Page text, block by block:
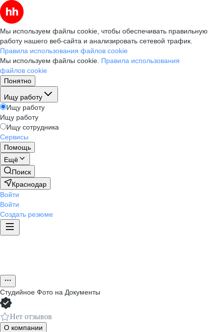
Мы используем файлы cookie, чтобы обеспечивать правильную
работу нашего веб-сайта и анализировать сетевой трафик.
Правила использования файлов cookie
Мы используем файлы cookie. Правила использования
файлов cookie
Понятно
Ищу работу
Ищу работу
Ищу работу
Ищу сотрудника
Сервисы
Помощь
Ещё
Поиск
Краснодар
Войти
Войти
Создать резюме
Студийное Фото на Документы
Нет отзывов
О компании